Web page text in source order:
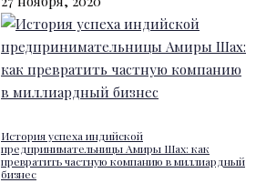
История успеха индийской
предпринимательницы Амиры Шах: как
превратить частную компанию в миллиардный
бизнес